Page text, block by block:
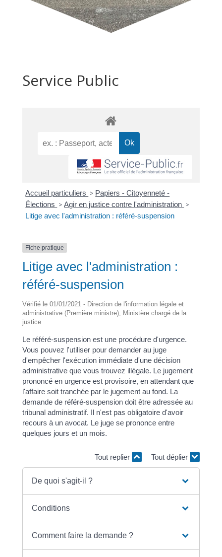
Service Public
Accueil particuliers > Papiers - Citoyenneté -
Élections > Agir en justice contre l'administration >
Litige avec l'administration : référé-suspension
Fiche pratique
Litige avec l'administration :
référé-suspension
Vérifié le 01/01/2021 - Direction de l'information légale et
administrative (Première ministre), Ministère chargé de la
justice
Le référé-suspension est une procédure d'urgence.
Vous pouvez l'utiliser pour demander au juge
d'empêcher l'exécution immédiate d'une décision
administrative que vous trouvez illégale. Le jugement
prononcé en urgence est provisoire, en attendant que
l'affaire soit tranchée par le jugement au fond. La
demande de référé-suspension doit être adressée au
tribunal administratif. Il n'est pas obligatoire d'avoir
recours à un avocat. Le juge se prononce entre
quelques jours et un mois.
Tout replier Tout déplier
De quoi s'agit-il ?
Conditions
Comment faire la demande ?